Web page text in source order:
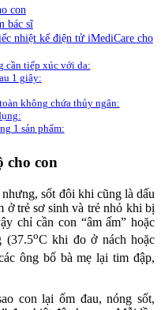
con
bác sĩ
nhiệt kế điện tử iMediCare cho
cần tiếp xúc với da:
1 giây:
không chứa thủy ngân:
1 sản phẩm:
cho con
sốt đôi khi cũng là dấu
ở trẻ sơ sinh và trẻ nhỏ khi bị
chỉ cần con “âm ấm” hoặc
(37.5oC khi đo ở nách hoặc
ông bố bà mẹ lại tim đập,
con lại ốm đau, nóng sốt,